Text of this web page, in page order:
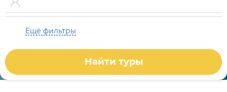
Ещё фильтры
Найти туры